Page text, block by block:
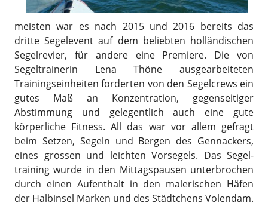
meisten war es nach 2015 und 2016 bereits das
dritte Segelevent auf dem beliebten holländischen
Segelrevier, für andere eine Premiere. Die von
Segeltrainerin Lena Thöne ausgearbeiteten
Trainings­einheiten forderten von den Segelcrews ein
gutes Maß an Konzentration, gegenseitiger
Abstimmung und gelegentlich auch eine gute
körperliche Fitness. All das war vor allem gefragt
beim Setzen, Segeln und Bergen des Gennackers,
eines grossen und leichten Vorsegels. Das Segel­
training wurde in den Mittagspausen unterbrochen
durch einen Aufenthalt in den malerischen Häfen
der Halbinsel Marken und des Städtchens Volendam.